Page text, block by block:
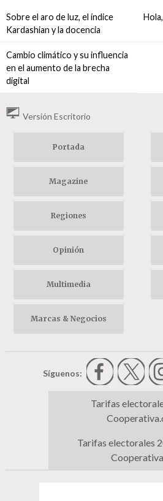
Sobre el aro de luz, el índice
Kardashian y la docencia
Cambio climático y su influencia
en el aumento de la brecha
digital
Versión Escritorio
Portada
Magazine
Regiones
Opinión
Multimedia
Marcas & Negocios
Síguenos:
Tarifas
Tarifas electorales
Cooperativa